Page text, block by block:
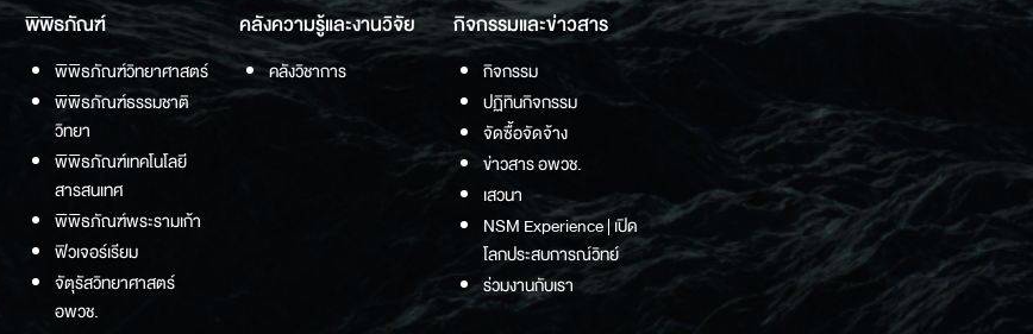
พิพิธภัณฑ์
พิพิธภัณฑ์วิทยาศาสตร์
พิพิธภัณฑ์ธรรมชาติ
วิทยา
พิพิธภัณฑ์เทคโนโลยี
สารสนเทศ
พิพิธภัณฑ์พระรามเก้า
ฟิวเจอร์เรียม
จัตุรัสวิทยาศาสตร์
อพวช.
คลังความรู้และงานวิจัย
คลังวิชาการ
กิจกรรมและข่าวสาร
กิจกรรม
ปฏิทินกิจกรรม
จัดซื้อจัดจ้าง
ข่าวสาร อพวช.
เสวนา
NSM Experience | เปิด
โลกประสบการณ์วิทย์
ร่วมงานกับเรา